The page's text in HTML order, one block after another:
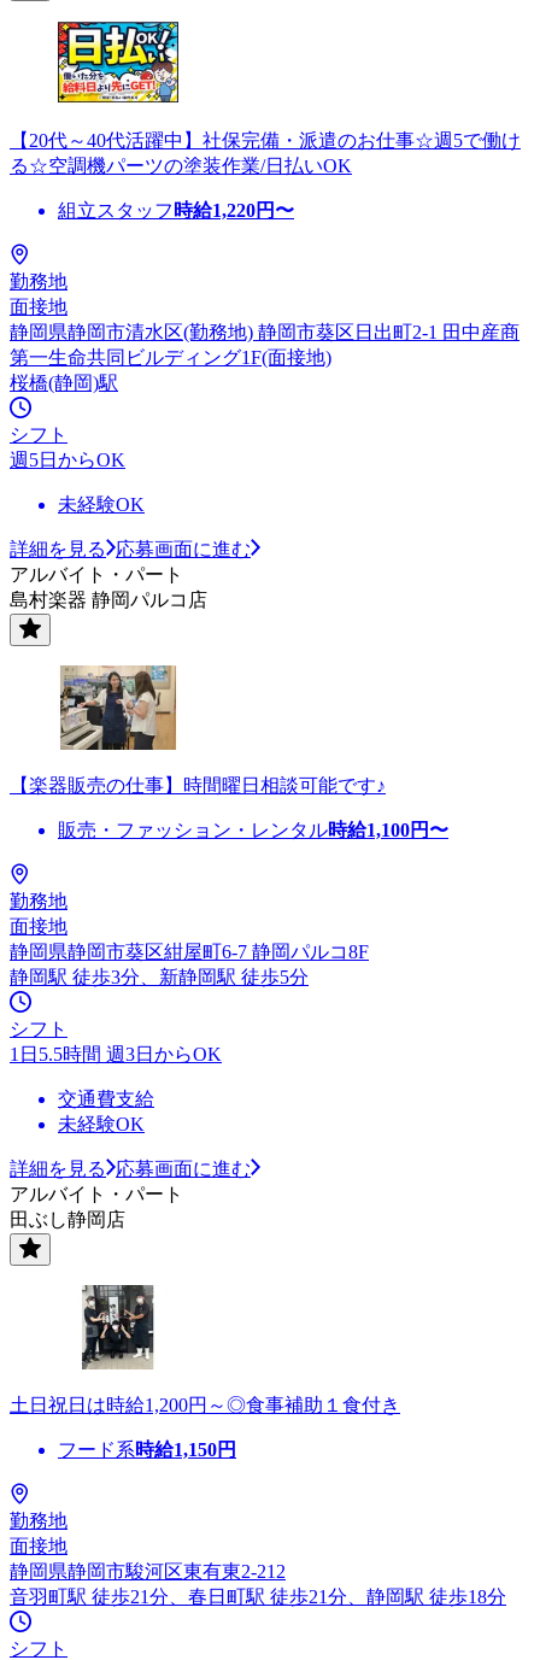
【20代～40代活躍中】社保完備・派遣のお仕事☆週5で働け
る☆空調機パーツの塗装作業/日払いOK
組立スタッフ 時給1,220円〜
勤務地
面接地
静岡県静岡市清水区(勤務地) 静岡市葵区日出町2-1 田中産商
第一生命共同ビルディング1F(面接地)
桜橋(静岡)駅
シフト
週5日からOK
未経験OK
詳細を見る
応募画面に進む
アルバイト・パート
島村楽器 静岡パルコ店
【楽器販売の仕事】時間曜日相談可能です♪
販売・ファッション・レンタル時給1,100円〜
勤務地
面接地
静岡県静岡市葵区紺屋町6-7 静岡パルコ8F
静岡駅 徒歩3分、新静岡駅 徒歩5分
シフト
1日5.5時間 週3日からOK
交通費支給
未経験OK
詳細を見る
応募画面に進む
アルバイト・パート
田ぶし静岡店
土日祝日は時給1,200円～◎食事補助１食付き
フード系時給1,150円
勤務地
面接地
静岡県静岡市駿河区東有東2-212
音羽町駅 徒歩21分、春日町駅 徒歩21分、静岡駅 徒歩18分
シフト